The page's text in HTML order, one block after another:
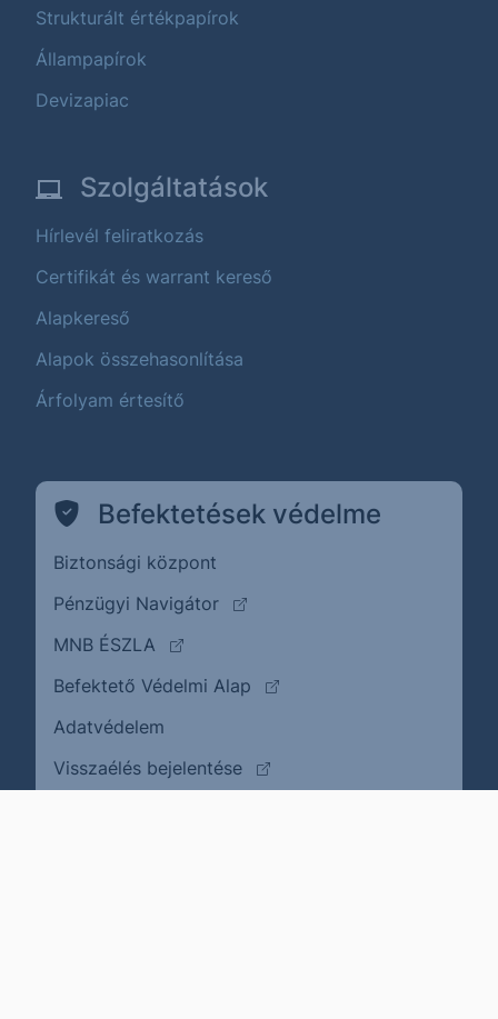
Strukturált értékpapírok
Állampapírok
Devizapiac
Szolgáltatások
Hírlevél feliratkozás
Certifikát és warrant kereső
Alapkereső
Alapok összehasonlítása
Árfolyam értesítő
Befektetések védelme
Biztonsági központ
Pénzügyi Navigátor
(külső oldalra ugrik)
MNB ÉSZLA
(külső oldalra ugrik)
Befektető Védelmi Alap
(külső oldalra ugrik)
Adatvédelem
Visszaélés bejelentése
(külső oldalra ugrik)